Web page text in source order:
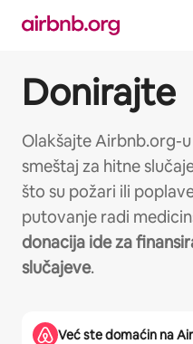
Donirajte
Olakšajte Airbnb.org-
smeštaj za hitne
što su požari ili
putovanje radi
donacija ide za
slučajeve.
Već ste domaćin na